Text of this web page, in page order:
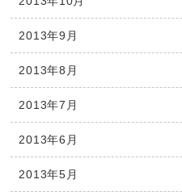
2013年9月
2013年8月
2013年7月
2013年6月
2013年5月